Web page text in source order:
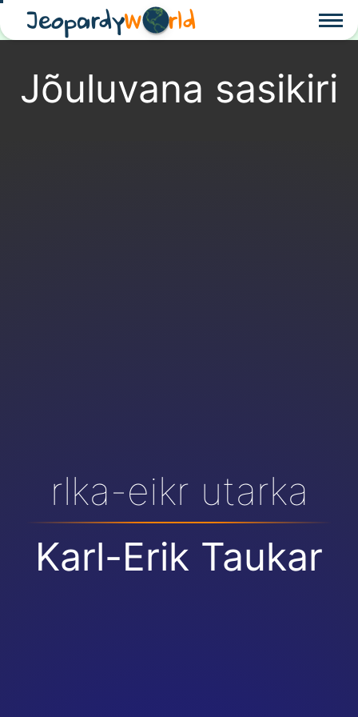
JeopardyW rld
Jõuluvana sasikiri
rlka-eikr utarka
Karl-Erik Taukar